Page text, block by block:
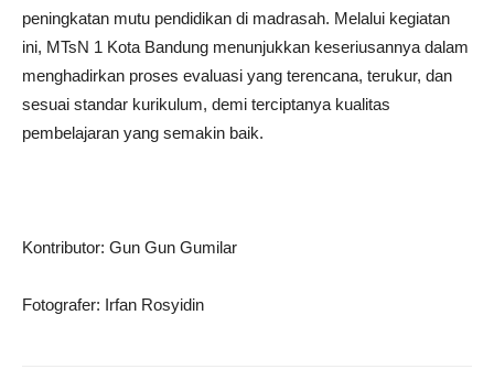
peningkatan mutu pendidikan di madrasah. Melalui kegiatan
ini, MTsN 1 Kota Bandung menunjukkan keseriusannya dalam
menghadirkan proses evaluasi yang terencana, terukur, dan
sesuai standar kurikulum, demi terciptanya kualitas
pembelajaran yang semakin baik.
Kontributor: Gun Gun Gumilar
Fotografer: Irfan Rosyidin